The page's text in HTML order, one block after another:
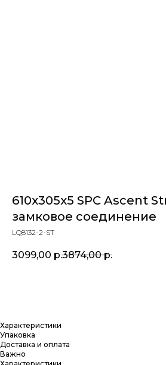
610x305x5 SPC Ascent
замковое соединение
LQ8132-2-ST
3099,00 р.3874,00 р.
Характеристики
Упаковка
Доставка и оплата
Важно